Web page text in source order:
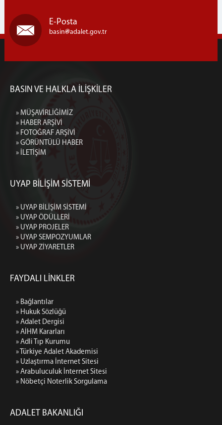
E-Posta
basin adalet.gov.tr
BASIN VE HALKLA İLİŞKİLER
» MÜŞAVİRLİĞİMİZ
» HABER ARŞİVİ
» FOTOĞRAF ARŞİVİ
» GÖRÜNTÜLÜ HABER
» İLETİŞİM
UYAP BİLİŞİM SİSTEMİ
» UYAP BİLİŞİM SİSTEMİ
» UYAP ÖDÜLLERİ
» UYAP PROJELER
» UYAP SEMPOZYUMLAR
» UYAP ZİYARETLER
FAYDALI LİNKLER
» Bağlantılar
» Hukuk Sözlüğü
» Adalet Dergisi
» AİHM Kararları
» Adli Tıp Kurumu
» Türkiye Adalet Akademisi
» Uzlaştırma İnternet Sitesi
» Arabuluculuk İnternet Sitesi
» Nöbetçi Noterlik Sorgulama
ADALET BAKANLIĞI